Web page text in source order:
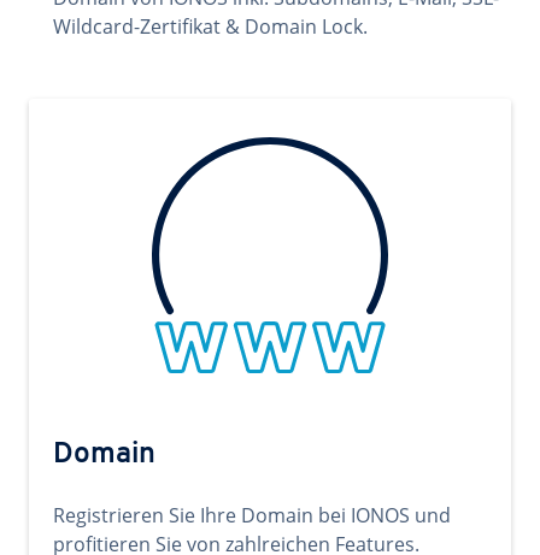
Wildcard-Zertifikat & Domain Lock.
Domain
Registrieren Sie Ihre Domain bei IONOS und
profitieren Sie von zahlreichen Features.